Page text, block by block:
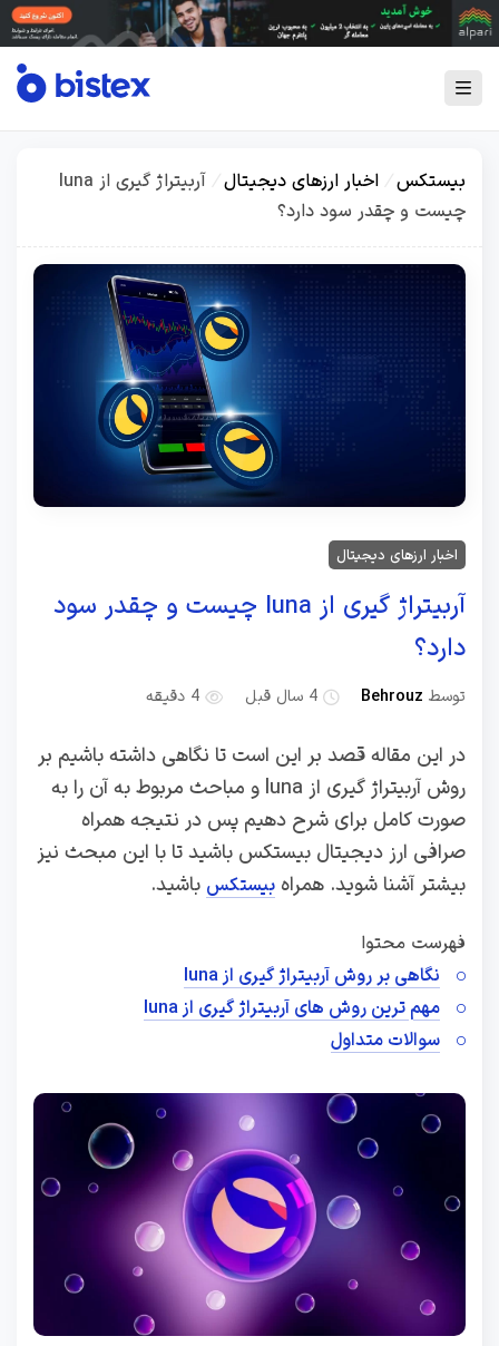
بیستکس اخبار ارزهای دیجیتال
آربیتراژ گیری از luna
چیست و چقدر سود دارد؟
اخبار ارزهای دیجیتال
آربیتراژ گیری از luna چیست و چقدر سود
دارد؟
توسط Behrouz 4 سال قبل 4 دقیقه
در این مقاله قصد بر این است تا نگاهی داشته باشیم بر
روش آربیتراژ گیری از luna و مباحث مربوط به آن را به
صورت کامل برای شرح دهیم پس در نتیجه همراه
صرافی ارز دیجیتال بیستکس باشید تا با این مبحث نیز
بیشتر آشنا شوید. همراه بیستکس باشید.
فهرست محتوا
نگاهی بر روش آربیتراژ گیری از luna
مهم ترین روش های آربیتراژ گیری از luna
سوالات متداول